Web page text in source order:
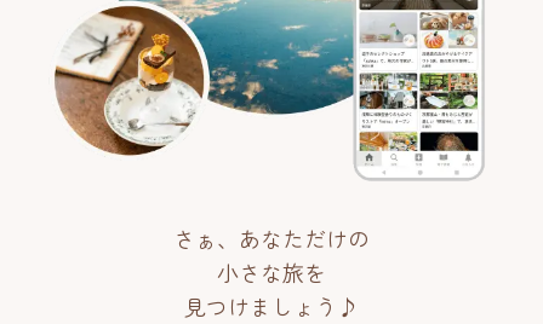
さぁ、あなただけの
小さな旅を
見つけましょう♪